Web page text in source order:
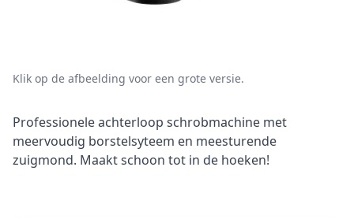
Klik op de afbeelding voor een grote versie.
Omschrijving
Professionele achterloop schrobmachine met
meervoudig borstelsyteem en meesturende
zuigmond. Maakt schoon tot in de hoeken!